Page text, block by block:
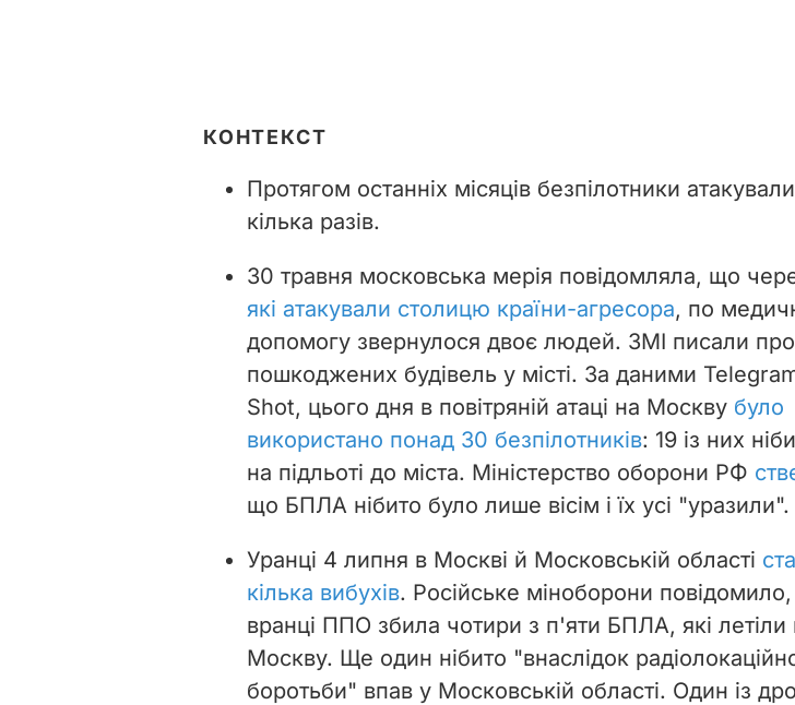
КОНТЕКСТ
Протягом останніх місяців безпілотники
кілька разів.
30 травня московська мерія повідомляла, що
які атакували столицю країни-агресора, по
допомогу звернулося двоє людей. ЗМІ писали про
пошкоджених будівель у місті. За даними
Shot, цього дня в повітряній атаці на Москву було
використано понад 30 безпілотників: 19 із них
на підльоті до міста. Міністерство оборони РФ
що БПЛА нібито було лише вісім і їх усі "уразили".
Уранці 4 липня в Москві й Московській області
кілька вибухів. Російське міноборони
вранці ППО збила чотири з п'яти БПЛА, які летіли
Москву. Ще один нібито "внаслідок
боротьби" впав у Московській області. Один із